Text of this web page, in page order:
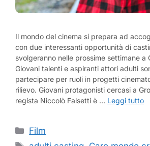
Il mondo del cinema si prepara ad
con due interessanti opportunità di
svolgeranno nelle prossime settimane a
Giovani talenti e aspiranti attori adulti
partecipare per ruoli in progetti
rilievo. Giovani protagonisti cercasi a
regista Niccolò Falsetti è … Leggi tutto
Categorie
Film
Tag